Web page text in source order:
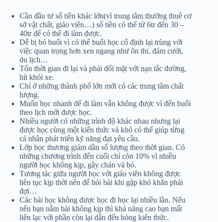
Cần đầu tư số tiền khác lớn(vì trung tâm thường thuê cơ
sở vật chất, giáo viên…) số tiền có thể từ 6tr đến 30 –
40tr để có thể đi làm được.
Dễ bị bỏ buổi vì có thể buổi học cố định lại trùng với
việc quan trọng hơn xen ngang như ôn thi, đám cưới,
du lịch…
Tốn thời gian đi lại và phải đối mặt với nạn tắc đường,
hít khói xe.
Chỉ ở những thành phố lớn mới có các trung tâm chất
lượng.
Muốn học nhanh để đi làm vẫn không được vì đến buổi
theo lịch mới được học.
Nhiều người có những trình độ khác nhau nhưng lại
được học cùng một kiến thức và khó có thể giúp từng
cá nhân phát triển kỹ năng đạt yêu cầu.
Lớp học thương giảm dần số lượng theo thời gian. Có
những chương trình đến cuối chỉ còn 10% vì nhiều
người học không kịp, gây chán và bỏ.
Tương tác giữa người học với giáo viên không được
liên tục kịp thời nên để hỏi bài khi gặp khó khăn phải
đợi…
Các bài học không được học đi học lại nhiều lần. Nếu
nếu bạn nắm bài không kịp thì khả năng cao bạn mất
liên lạc với phần còn lại dẫn đến hỏng kiến thức.